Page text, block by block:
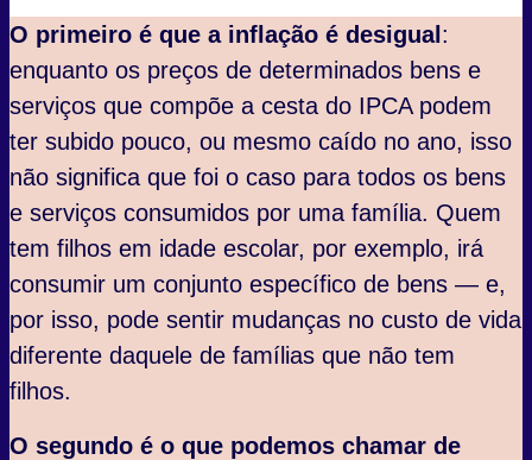
O primeiro é que a inflação é desigual :
enquanto os preços de determinados bens e
serviços que compõe a cesta do IPCA podem
ter subido pouco, ou mesmo caído no ano, isso
não significa que foi o caso para todos os bens
e serviços consumidos por uma família. Quem
tem filhos em idade escolar, por exemplo, irá
consumir um conjunto específico de bens — e,
por isso, pode sentir mudanças no custo de vida
diferente daquele de famílias que não tem
filhos.
O segundo é o que podemos chamar de